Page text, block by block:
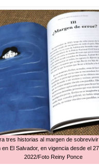
tres historias al margen de
en El Salvador, en vigencia desde el
2022/Foto Reiny Ponce